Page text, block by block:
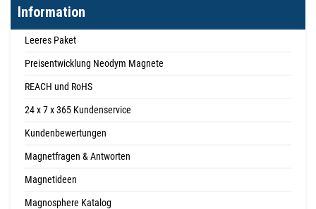
Information
Leeres Paket
Preisentwicklung Neodym Magnete
REACH und RoHS
24 x 7 x 365 Kundenservice
Kundenbewertungen
Magnetfragen & Antworten
Magnetideen
Magnosphere Katalog